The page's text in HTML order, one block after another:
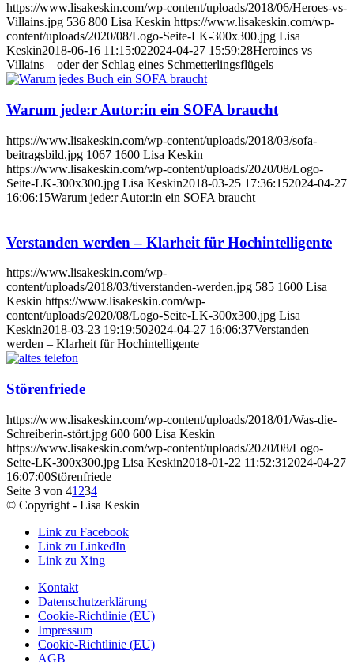
https://www.lisakeskin.com/wp-content/uploads/2018/06/Heroes-vs-
Villains.jpg 536 800 Lisa Keskin https://www.lisakeskin.com/wp-
content/uploads/2020/08/Logo-Seite-LK-300x300.jpg Lisa
Keskin2018-06-16 11:15:022024-04-27 15:59:28Heroines vs
Villains – oder der Schlag eines Schmetterlingsflügels
Warum jede:r Autor:in ein SOFA braucht
https://www.lisakeskin.com/wp-content/uploads/2018/03/sofa-
beitragsbild.jpg 1067 1600 Lisa Keskin
https://www.lisakeskin.com/wp-content/uploads/2020/08/Logo-
Seite-LK-300x300.jpg Lisa Keskin2018-03-25 17:36:152024-04-27
16:06:15Warum jede:r Autor:in ein SOFA braucht
Verstanden werden – Klarheit für Hochintelligente
https://www.lisakeskin.com/wp-
content/uploads/2018/03/tiverstanden-werden.jpg 585 1600 Lisa
Keskin https://www.lisakeskin.com/wp-
content/uploads/2020/08/Logo-Seite-LK-300x300.jpg Lisa
Keskin2018-03-23 19:19:502024-04-27 16:06:37Verstanden
werden – Klarheit für Hochintelligente
Störenfriede
https://www.lisakeskin.com/wp-content/uploads/2018/01/Was-die-
Schreiberin-stört.jpg 600 600 Lisa Keskin
https://www.lisakeskin.com/wp-content/uploads/2020/08/Logo-
Seite-LK-300x300.jpg Lisa Keskin2018-01-22 11:52:31 2024-04-27
16:07:00Störenfriede
Seite 3 von 41 234
© Copyright - Lisa Keskin
Link zu Facebook
Link zu LinkedIn
Link zu Xing
Kontakt
Datenschutzerklärung
Cookie-Richtlinie (EU)
Impressum
Cookie-Richtlinie (EU)
AGB